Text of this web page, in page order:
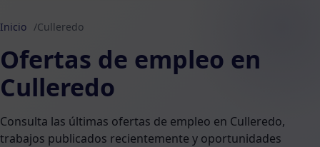
Inicio Culleredo
Ofertas de empleo en
Culleredo
Consulta las últimas ofertas de empleo en Culleredo,
trabajos publicados recientemente y oportunidades